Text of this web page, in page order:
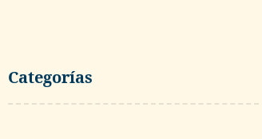
Categorías